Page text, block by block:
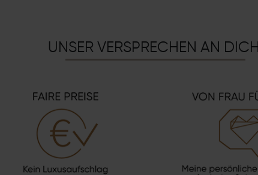
UNSER VERSPRECHEN AN DICH